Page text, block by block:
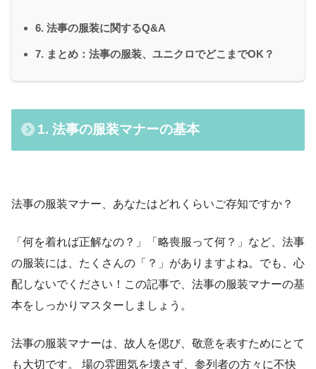
6. 法事の服装に関するQ&A
7. まとめ：法事の服装、ユニクロでどこまでOK？
1. 法事の服装マナーの基本
法事の服装マナー、あなたはどれくらいご存知ですか？
「何を着れば正解なの？」「略喪服って何？」など、法事
の服装には、たくさんの「？」がありますよね。でも、心
配しないでください！この記事で、法事の服装マナーの基
本をしっかりマスターしましょう。
法事の服装マナーは、故人を偲び、敬意を表すためにとて
も大切です。 場の雰囲気を壊さず、参列者の方々に不快